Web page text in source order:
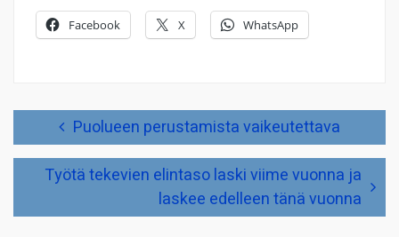
Facebook X WhatsApp
Artikkelien Puolueen perustamista vaikeutettava
Työtä tekevien elintaso laski viime vuonna ja
laskee edelleen tänä vuonna